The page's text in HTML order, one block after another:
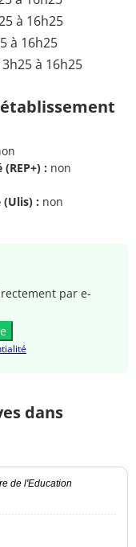
à 16h25
à 16h25
à 16h25
: non
: non
par e-
dans
de l'Education